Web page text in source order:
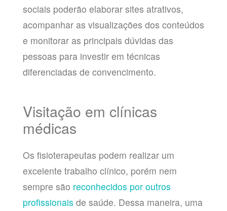
sociais poderão elaborar sites atrativos,
acompanhar as visualizações dos conteúdos
e monitorar as principais dúvidas das
pessoas para investir em técnicas
diferenciadas de convencimento.
Visitação em clínicas
médicas
Os fisioterapeutas podem realizar um
excelente trabalho clínico, porém nem
sempre são reconhecidos por outros
profissionais de saúde. Dessa maneira, uma